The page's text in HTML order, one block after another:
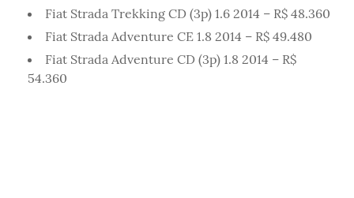
Fiat Strada Trekking CD (3p) 1.6 2014 – R$ 48.360
Fiat Strada Adventure CE 1.8 2014 – R$ 49.480
Fiat Strada Adventure CD (3p) 1.8 2014 – R$
54.360